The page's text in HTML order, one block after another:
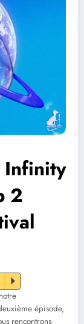
2
P
épisode,
rencontrons